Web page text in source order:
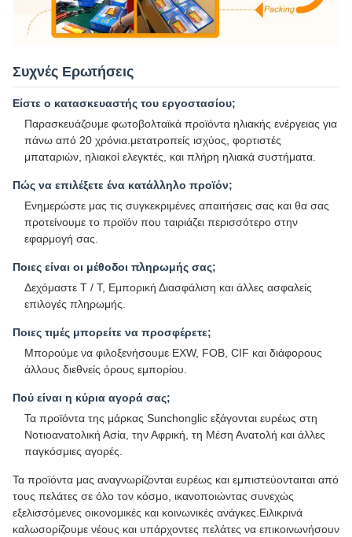
Συχνές Ερωτήσεις
Είστε ο κατασκευαστής του εργοστασίου;
Παρασκευάζουμε φωτοβολταϊκά προϊόντα ηλιακής ενέργειας για
πάνω από 20 χρόνια.μετατροπείς ισχύος, φορτιστές
μπαταριών, ηλιακοί ελεγκτές, και πλήρη ηλιακά συστήματα.
Πώς να επιλέξετε ένα κατάλληλο προϊόν;
Ενημερώστε μας τις συγκεκριμένες απαιτήσεις σας και θα σας
προτείνουμε το προϊόν που ταιριάζει περισσότερο στην
εφαρμογή σας.
Ποιες είναι οι μέθοδοι πληρωμής σας;
Δεχόμαστε T / T, Εμπορική Διασφάλιση και άλλες ασφαλείς
επιλογές πληρωμής.
Ποιες τιμές μπορείτε να προσφέρετε;
Μπορούμε να φιλοξενήσουμε EXW, FOB, CIF και διάφορους
άλλους διεθνείς όρους εμπορίου.
Πού είναι η κύρια αγορά σας;
Τα προϊόντα της μάρκας Sunchonglic εξάγονται ευρέως στη
Νοτιοανατολική Ασία, την Αφρική, τη Μέση Ανατολή και άλλες
παγκόσμιες αγορές.
Τα προϊόντα μας αναγνωρίζονται ευρέως και εμπιστεύονταιται από
τους πελάτες σε όλο τον κόσμο, ικανοποιώντας συνεχώς
εξελισσόμενες οικονομικές και κοινωνικές ανάγκες.Ειλικρινά
καλωσορίζουμε νέους και υπάρχοντες πελάτες να επικοινωνήσουν